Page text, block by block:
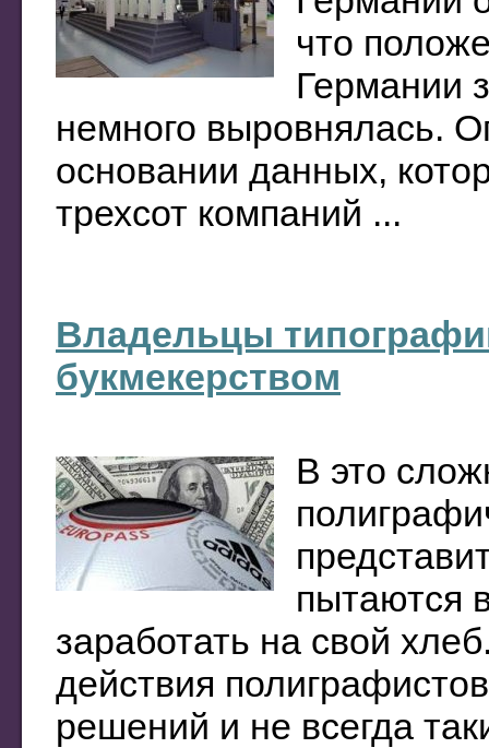
что
Германии
немного выровнялась.
основании данных,
трехсот компаний ...
Владельцы
букмекерством
В это
пытаются
заработать на свой
действия
решений и не всегда